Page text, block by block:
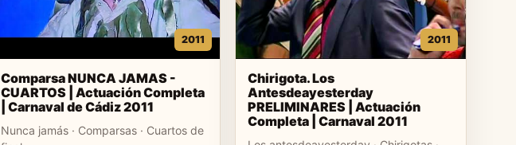
2011
Comparsa NUNCA JAMAS -
CUARTOS | Actuación Completa
| Carnaval de Cádiz 2011
Nunca jamás · Comparsas · Cuartos de
2011
Chirigota. Los
Antesdeayesterday
PRELIMINARES | Actuación
Completa | Carnaval 2011